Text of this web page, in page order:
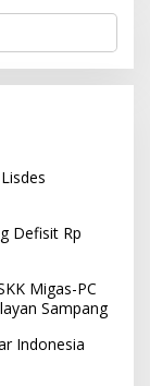
Defisit Rp
Migas-PC
Sampang
Indonesia